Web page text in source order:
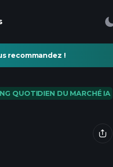
recommandez !
QUOTIDIEN DU MARCHÉ IA